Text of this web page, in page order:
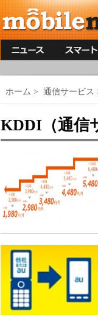
ホーム > 通信サービス
KDDI（通信